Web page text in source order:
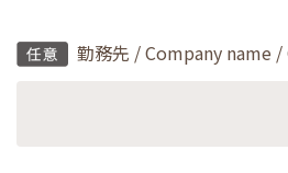
勤務先 / Company name